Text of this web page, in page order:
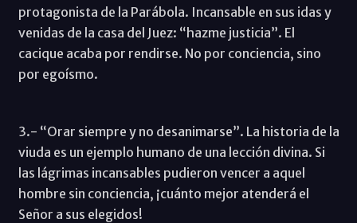
protagonista de la Parábola. Incansable en sus idas y
venidas de la casa del Juez: “hazme justicia”. El
cacique acaba por rendirse. No por conciencia, sino
por egoísmo.
3.- “Orar siempre y no desanimarse”. La historia de la
viuda es un ejemplo humano de una lección divina. Si
las lágrimas incansables pudieron vencer a aquel
hombre sin conciencia, ¡cuánto mejor atenderá el
Señor a sus elegidos!